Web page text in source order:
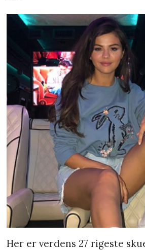
Her er verdens 27 rigeste